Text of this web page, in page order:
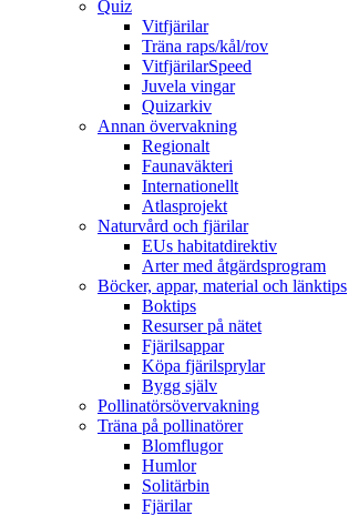
Quiz
Vitfjärilar
Träna raps/kål/rov
VitfjärilarSpeed
Juvela vingar
Quizarkiv
Annan övervakning
Regionalt
Faunaväkteri
Internationellt
Atlasprojekt
Naturvård och fjärilar
EUs habitatdirektiv
Arter med åtgärdsprogram
Böcker, appar, material och länktips
Boktips
Resurser på nätet
Fjärilsappar
Köpa fjärilsprylar
Bygg själv
Pollinatörsövervakning
Träna på pollinatörer
Blomflugor
Humlor
Solitärbin
Fjärilar